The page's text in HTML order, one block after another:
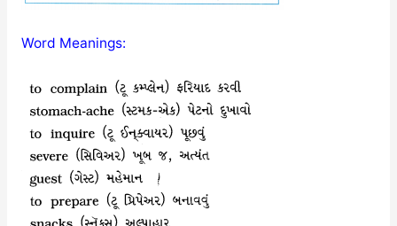
Word Meanings: